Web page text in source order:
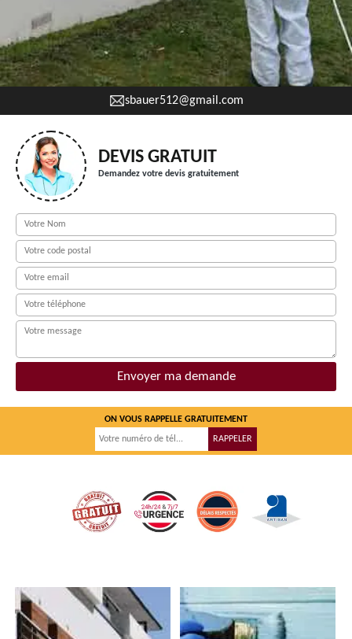
sbauer512@gmail.com
DEVIS GRATUIT
Demandez votre devis gratuitement
ON VOUS RAPPELLE GRATUITEMENT